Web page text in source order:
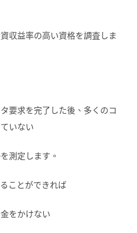
収益率の高い資格を調査しま
要求を完了した後、多くのコ
いない
測定します。
ことができれば
をかけない